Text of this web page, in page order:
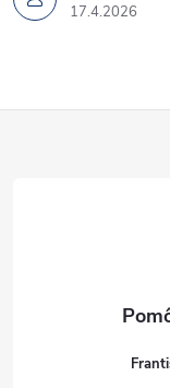
17.4.2026